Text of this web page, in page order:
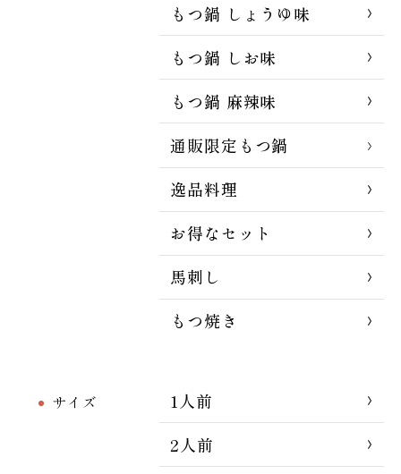
もつ鍋 しょうゆ味
もつ鍋 しお味
もつ鍋 麻辣味
通販限定もつ鍋
逸品料理
お得なセット
馬刺し
もつ焼き
サイズ
1人前
2人前